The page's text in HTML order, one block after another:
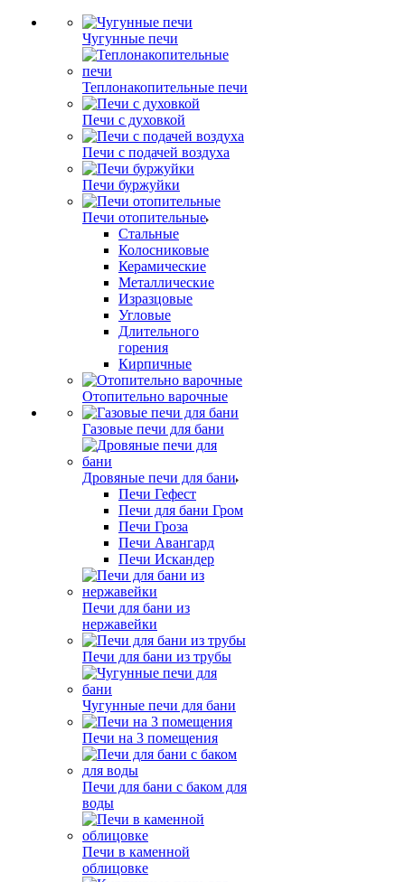
Чугунные печи
Теплонакопительные печи
Печи с духовкой
Печи с подачей воздуха
Печи буржуйки
Печи отопительные
Стальные
Колосниковые
Керамические
Металлические
Изразцовые
Угловые
Длительного
горения
Кирпичные
Отопительно варочные
Газовые печи для бани
Дровяные печи для бани
Печи Гефест
Печи для бани Гром
Печи Гроза
Печи Авангард
Печи Искандер
Печи для бани из
нержавейки
Печи для бани из трубы
Чугунные печи для бани
Печи на 3 помещения
Печи для бани с баком для
воды
Печи в каменной
облицовке